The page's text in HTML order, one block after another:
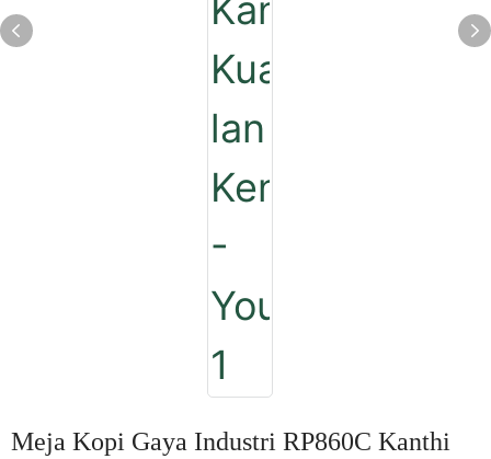
Meja Kopi Gaya Industri RP860C Kanthi